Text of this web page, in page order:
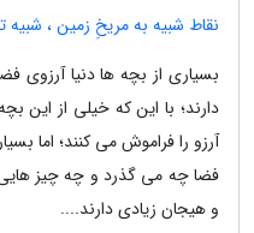
نقاط شبیه به مریخِ زمین ،
بسیاری از بچه ها دنیا آرزوی
دارند؛ با این که خیلی از این
آرزو را فراموش می کنند؛ اما
فضا چه می گذرد و چه چیز هایی
و هیجان زیادی دارند....